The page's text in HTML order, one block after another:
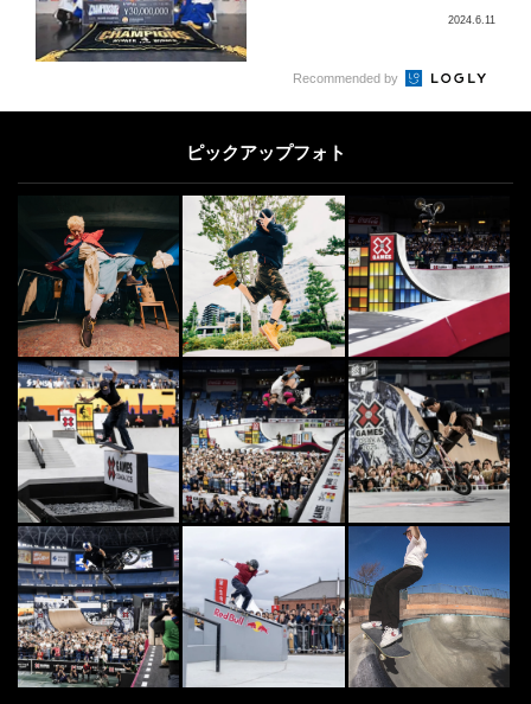
2024.6.11
[PR] BMX
「一歩踏み出してみることが可能性
ボートレーサーへ...
OTHERS
U-15の頂上決戦を制したのはスケー
ト・佐々木音憧、ブレイキン・BB
OY HAL...
2019.9.25
6 [PR] SKATE
スケートボードを始めよう！ 初心
者向け定番おすすめブランドコンプ
リート6選
2019.10.26
7
GoProがとらえたロッククライマー
が落下する瞬間
2014.6.10
5
6
Recommended by
ピックアップフォト